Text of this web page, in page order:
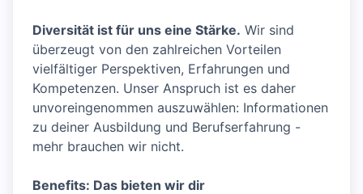
Diversität ist für uns eine Stärke. Wir sind
überzeugt von den zahlreichen Vorteilen
vielfältiger Perspektiven, Erfahrungen und
Kompetenzen. Unser Anspruch ist es daher
unvoreingenommen auszuwählen: Informationen
zu deiner Ausbildung und Berufserfahrung -
mehr brauchen wir nicht.
Benefits: Das bieten wir dir